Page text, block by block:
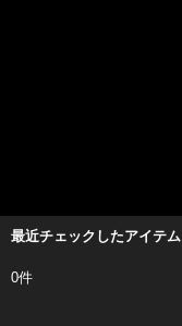
最近チェックしたアイテム
0件